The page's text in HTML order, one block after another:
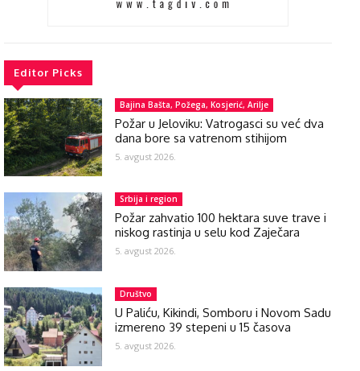
Editor Picks
Bajina Bašta, Požega, Kosjerić, Arilje
Požar u Jeloviku: Vatrogasci su već dva
dana bore sa vatrenom stihijom
5. avgust 2026.
Srbija i region
Požar zahvatio 100 hektara suve trave i
niskog rastinja u selu kod Zaječara
5. avgust 2026.
Društvo
U Paliću, Kikindi, Somboru i Novom Sadu
izmereno 39 stepeni u 15 časova
5. avgust 2026.